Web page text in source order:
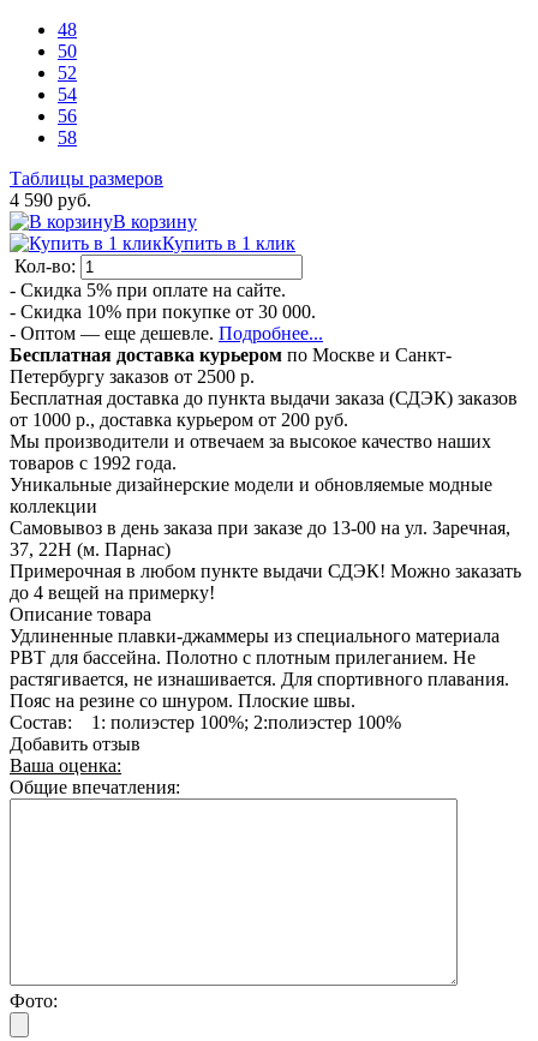
48
50
52
54
56
58
Таблицы размеров
4 590 руб.
В корзину
Купить в 1 клик
Кол-во:
- Скидка 5% при оплате на сайте.
- Скидка 10% при покупке от 30 000.
- Оптом — еще дешевле. Подробнее...
Бесплатная доставка курьером по Москве и Санкт-
Петербургу заказов от 2500 р.
Бесплатная доставка до пункта выдачи заказа (СДЭК) заказов
от 1000 р., доставка курьером от 200 руб.
Мы производители и отвечаем за высокое качество наших
товаров с 1992 года.
Уникальные дизайнерские модели и обновляемые модные
коллекции
Самовывоз в день заказа при заказе до 13-00 на ул. Заречная,
37, 22Н (м. Парнас)
Примерочная в любом пункте выдачи СДЭК! Можно заказать
до 4 вещей на примерку!
Описание товара
Удлиненные плавки-джаммеры из специального материала
PBT для бассейна. Полотно с плотным прилеганием. Не
растягивается, не изнашивается. Для спортивного плавания.
Пояс на резине со шнуром. Плоские швы.
Состав: 1: полиэстер 100%; 2:полиэстер 100%
Добавить отзыв
Ваша оценка:
Общие впечатления:
Фото: